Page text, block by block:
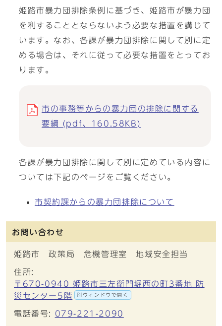
姫路市暴力団排除条例に基づき、姫路市が暴力団
を利することとならないよう必要な措置を講じて
います。なお、各課が暴力団排除に関して別に定
める場合は、それに従って必要な措置をとってお
ります。
市の事務等からの暴力団の排除に関する
要綱 (pdf、160.58KB)
各課が暴力団排除に関して別に定めている内容に
ついては下記のページをご覧ください。
市契約課からの暴力団排除について
お問い合わせ
姫路市 政策局 危機管理室 地域安全担当
住所:
〒670-0940 姫路市三左衛門堀西の町3番地 防
災センター5階
別ウィンドウで開く
電話番号: 079-221-2090